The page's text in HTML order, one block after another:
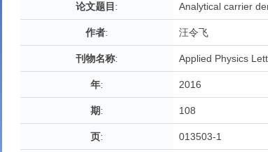
论文题目 : Analytical carrier
作者: 汪令飞
刊物名称: Applied Physics
年: 2016
期: 108
页: 013503-1